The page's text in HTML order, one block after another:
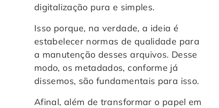
digitalização pura e simples.
Isso porque, na verdade, a ideia é
estabelecer normas de qualidade para
a manutenção desses arquivos. Desse
modo, os metadados, conforme já
dissemos, são fundamentais para isso.
Afinal, além de transformar o papel em